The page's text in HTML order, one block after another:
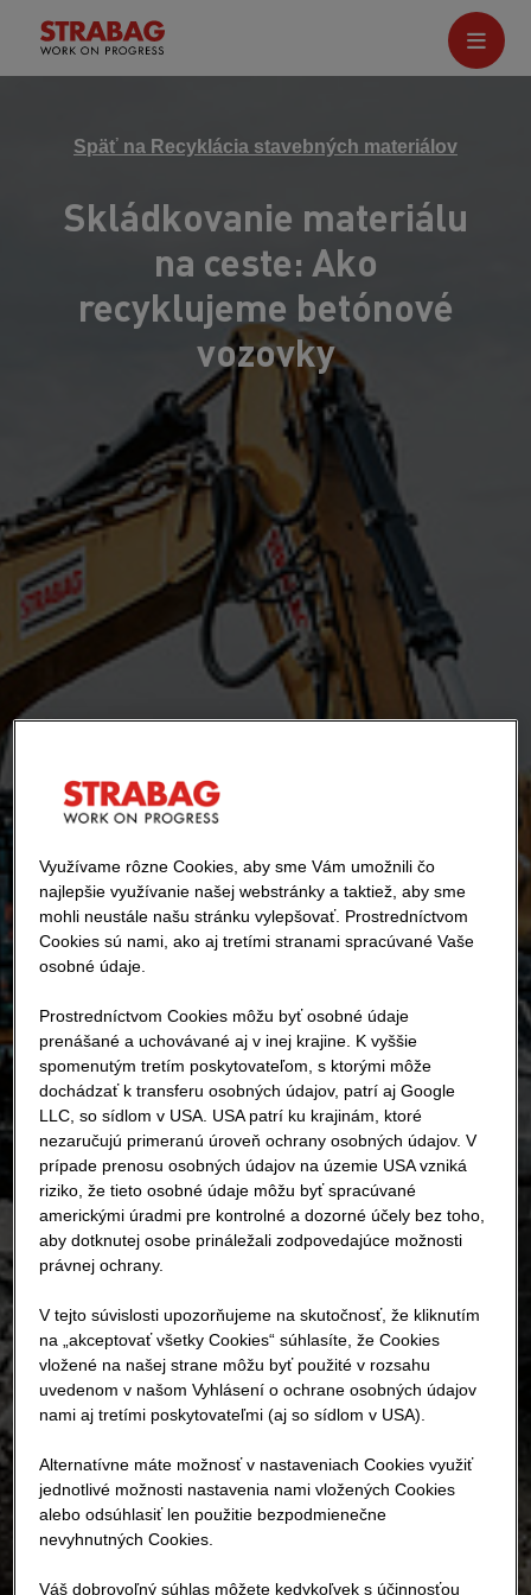
Späť na Recyklácia stavebných materiálov
Skládkovanie materiálu
na ceste: Ako
recyklujeme betónové
vozovky
Využívame rôzne Cookies, aby sme Vám umožnili čo
najlepšie využívanie našej webstránky a taktiež, aby sme
mohli neustále našu stránku vylepšovať. Prostredníctvom
Cookies sú nami, ako aj tretími stranami spracúvané Vaše
osobné údaje.
Prostredníctvom Cookies môžu byť osobné údaje
prenášané a uchovávané aj v inej krajine. K vyššie
spomenutým tretím poskytovateľom, s ktorými môže
dochádzať k transferu osobných údajov, patrí aj Google
LLC, so sídlom v USA. USA patrí ku krajinám, ktoré
nezaručujú primeranú úroveň ochrany osobných údajov. V
prípade prenosu osobných údajov na územie USA vzniká
riziko, že tieto osobné údaje môžu byť spracúvané
americkými úradmi pre kontrolné a dozorné účely bez toho,
aby dotknutej osobe prináležali zodpovedajúce možnosti
právnej ochrany.
V tejto súvislosti upozorňujeme na skutočnosť, že kliknutím
na „akceptovať všetky Cookies“ súhlasíte, že Cookies
vložené na našej strane môžu byť použité v rozsahu
uvedenom v našom Vyhlásení o ochrane osobných údajov
nami aj tretími poskytovateľmi (aj so sídlom v USA).
Alternatívne máte možnosť v nastaveniach Cookies využiť
jednotlivé možnosti nastavenia nami vložených Cookies
alebo odsúhlasiť len použitie bezpodmienečne
nevyhnutných Cookies.
Váš dobrovoľný súhlas môžete kedykoľvek s účinnosťou